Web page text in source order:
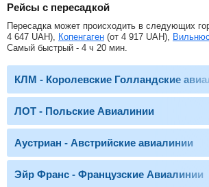
Рейсы с пересадкой
Пересадка может происходить в следующих
4 647 UAH), Копенгаген (от 4 917 UAH), Вильнюс
Самый быстрый - 4 ч 20 мин.
КЛМ - Королевские Голландские
ЛОТ - Польские Авиалинии
Аустриан - Австрийские авиалинии
Эйр Франс - Французские Авиалинии